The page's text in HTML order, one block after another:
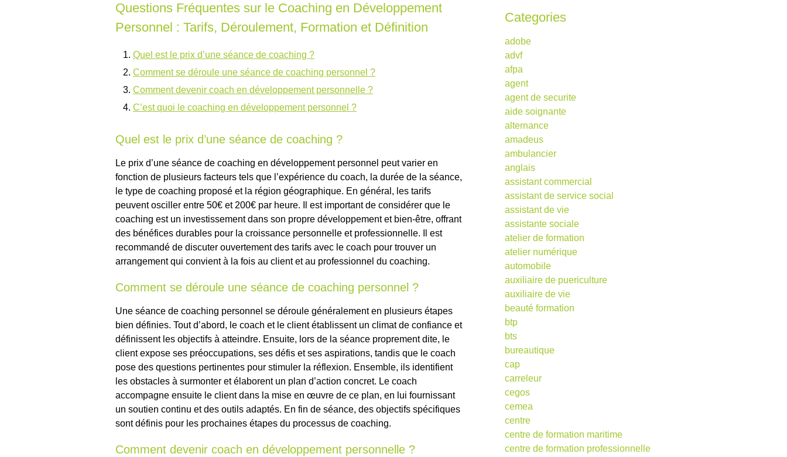
Questions Fréquentes sur le Coaching en Développement
Personnel : Tarifs, Déroulement, Formation et Définition
Quel est le prix d’une séance de coaching ?
Comment se déroule une séance de coaching personnel ?
Comment devenir coach en développement personnelle ?
C’est quoi le coaching en développement personnel ?
Quel est le prix d’une séance de coaching ?
Le prix d’une séance de coaching en développement personnel peut varier en
fonction de plusieurs facteurs tels que l’expérience du coach, la durée de la séance,
le type de coaching proposé et la région géographique. En général, les tarifs
peuvent osciller entre 50€ et 200€ par heure. Il est important de considérer que le
coaching est un investissement dans son propre développement et bien-être, offrant
des bénéfices durables pour la croissance personnelle et professionnelle. Il est
recommandé de discuter ouvertement des tarifs avec le coach pour trouver un
arrangement qui convient à la fois au client et au professionnel du coaching.
Comment se déroule une séance de coaching personnel ?
Une séance de coaching personnel se déroule généralement en plusieurs étapes
bien définies. Tout d’abord, le coach et le client établissent un climat de confiance et
définissent les objectifs à atteindre. Ensuite, lors de la séance proprement dite, le
client expose ses préoccupations, ses défis et ses aspirations, tandis que le coach
pose des questions pertinentes pour stimuler la réflexion. Ensemble, ils identifient
les obstacles à surmonter et élaborent un plan d’action concret. Le coach
accompagne ensuite le client dans la mise en œuvre de ce plan, en lui fournissant
un soutien continu et des outils adaptés. En fin de séance, des objectifs spécifiques
sont définis pour les prochaines étapes du processus de coaching.
Comment devenir coach en développement personnelle ?
Categories
adobe
advf
afpa
agent
agent de securite
aide soignante
alternance
amadeus
ambulancier
anglais
assistant commercial
assistant de service social
assistant de vie
assistante sociale
atelier de formation
atelier numérique
automobile
auxiliaire de puericulture
auxiliaire de vie
beauté formation
btp
bts
bureautique
cap
carreleur
cegos
cemea
centre
centre de formation maritime
centre de formation professionnelle